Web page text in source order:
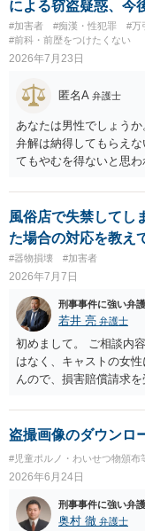
による窃盗疑惑、今
#加害者 #痴漢・性犯罪 #万
#前科・前歴をつけたくない
2026年7月23日
匿名A 弁護士
あなたは男性でしょう
弁解は納得してもらえ
てもやむを得ないと思
法領得の意思は発現し
ます。 元の場所に戻し
いように戻したと評価
犯カメラに写っているの
事態になっているのは確
弁護士を依頼の上、示
す。
風俗店で失禁してし
た場合の対応を教え
#器物損壊 #加害者
2026年7月7日
刑事事件に強い弁
若井 亮 弁護士
初めまして。 ご相談内
はなく、キャストの女
んので、損害賠償請求
請求内容やその根拠を
してください。 以上、
盗撮画像のダウンロ
#児童ポルノ・わいせつ物頒布
2026年6月24日
刑事事件に強い弁
奥村 徹 弁護士